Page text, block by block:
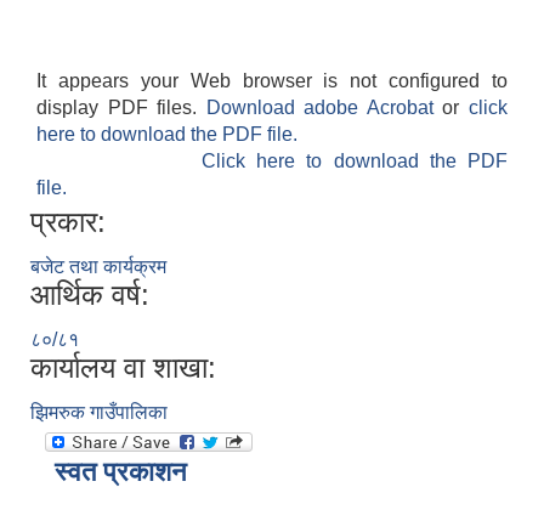
It appears your Web browser is not configured to
display PDF files.
Download adobe Acrobatorclick
here to download the PDF file.
Click here to download the PDF
file.
प्रकार:
बजेट तथा कार्यक्रम
आर्थिक वर्ष:
८०/८१
कार्यालय वा शाखा:
झिमरुक गाउँपालिका
स्वत प्रकाशन